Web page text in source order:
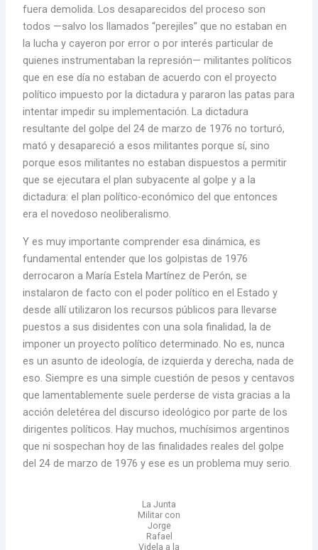
fuera demolida. Los desaparecidos del proceso son
todos —salvo los llamados “perejiles” que no estaban en
la lucha y cayeron por error o por interés particular de
quienes instrumentaban la represión— militantes políticos
que en ese día no estaban de acuerdo con el proyecto
político impuesto por la dictadura y pararon las patas para
intentar impedir su implementación. La dictadura
resultante del golpe del 24 de marzo de 1976 no torturó,
mató y desapareció a esos militantes porque sí, sino
porque esos militantes no estaban dispuestos a permitir
que se ejecutara el plan subyacente al golpe y a la
dictadura: el plan político-económico del que entonces
era el novedoso neoliberalismo.
Y es muy importante comprender esa dinámica, es
fundamental entender que los golpistas de 1976
derrocaron a María Estela Martínez de Perón, se
instalaron de facto con el poder político en el Estado y
desde allí utilizaron los recursos públicos para llevarse
puestos a sus disidentes con una sola finalidad, la de
imponer un proyecto político determinado. No es, nunca
es un asunto de ideología, de izquierda y derecha, nada de
eso. Siempre es una simple cuestión de pesos y centavos
que lamentablemente suele perderse de vista gracias a la
acción deletérea del discurso ideológico por parte de los
dirigentes políticos. Hay muchos, muchísimos argentinos
que ni sospechan hoy de las finalidades reales del golpe
del 24 de marzo de 1976 y ese es un problema muy serio.
La Junta
Militar con
Jorge
Rafael
Videla a la